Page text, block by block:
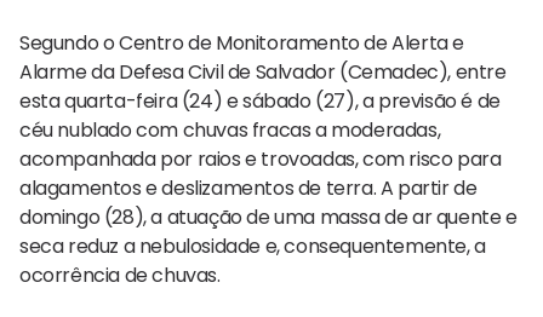
Segundo o Centro de Monitoramento de Alerta e
Alarme da Defesa Civil de Salvador (Cemadec), entre
esta quarta-feira (24) e sábado (27), a previsão é de
céu nublado com chuvas fracas a moderadas,
acompanhada por raios e trovoadas, com risco para
alagamentos e deslizamentos de terra. A partir de
domingo (28), a atuação de uma massa de ar quente e
seca reduz a nebulosidade e, consequentemente, a
ocorrência de chuvas.